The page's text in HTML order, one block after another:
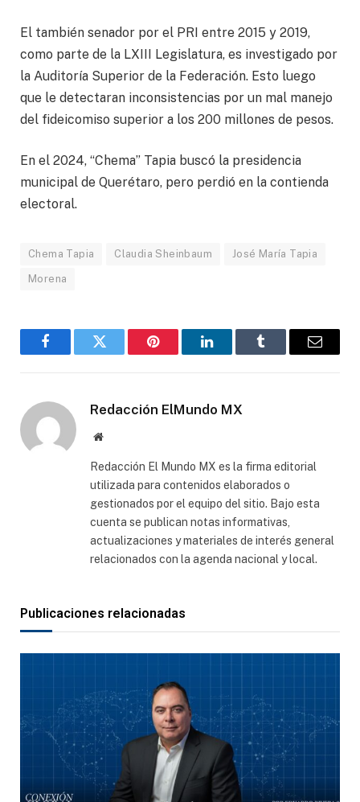
El también senador por el PRI entre 2015 y 2019,
como parte de la LXIII Legislatura, es investigado por
la Auditoría Superior de la Federación. Esto luego
que le detectaran inconsistencias por un mal manejo
del fideicomiso superior a los 200 millones de pesos.
En el 2024, “Chema” Tapia buscó la presidencia
municipal de Querétaro, pero perdió en la contienda
electoral.
Chema Tapia Claudia Sheinbaum José María Tapia
Morena
FacebookGorjeo Pinterest LinkedInTumblr
Correo
Redacción ElMundo MX
Sitio
Redacción El Mundo MX es la firma editorial
utilizada para contenidos elaborados o
gestionados por el equipo del sitio. Bajo esta
cuenta se publican notas informativas,
actualizaciones y materiales de interés general
relacionados con la agenda nacional y local.
Publicaciones relacionadas